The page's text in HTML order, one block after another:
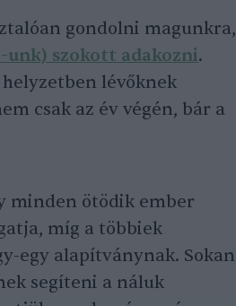
gondolni magunkra,
unk) szokott adakozni.
lévőknek
csak az év végén, bár a
minden ötödik ember
míg a többiek
egy alapítványnak. Sokan
segíteni a náluk